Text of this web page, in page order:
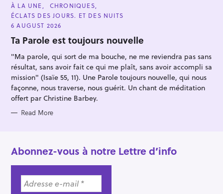
C
A
T
E
O
R
E
À LA UNE
CHRONIQUES
ÉCLATS DES JOURS. ET DES NUITS
6 AUGUST 2026
Ta Parole est toujours nouvelle
"Ma parole, qui sort de ma bouche, ne me reviendra pas sans
résultat, sans avoir fait ce qui me plaît, sans avoir accompli sa
mission" (Isaïe 55, 11). Une Parole toujours nouvelle, qui nous
façonne, nous traverse, nous guérit. Un chant de méditation
offert par Christine Barbey.
Read More
Abonnez-vous à notre Lettre d’info